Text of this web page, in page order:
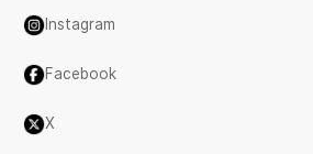
Instagram
Facebook
X